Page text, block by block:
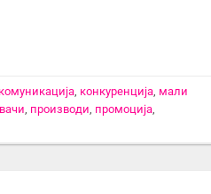
комуникација конкуренција мали
производи промоција